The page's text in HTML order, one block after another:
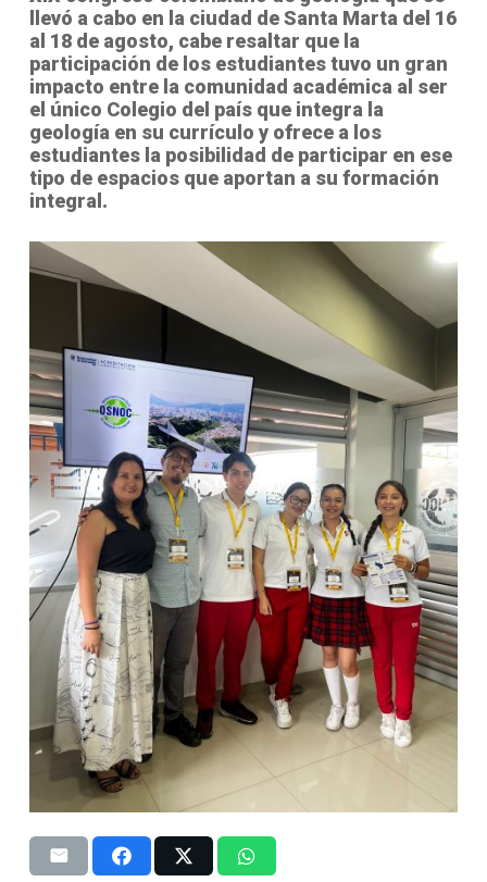
llevó a cabo en la ciudad de Santa Marta del 16
al 18 de agosto, cabe resaltar que la
participación de los estudiantes tuvo un gran
impacto entre la comunidad académica al ser
el único Colegio del país que integra la
geología en su currículo y ofrece a los
estudiantes la posibilidad de participar en ese
tipo de espacios que aportan a su formación
integral.